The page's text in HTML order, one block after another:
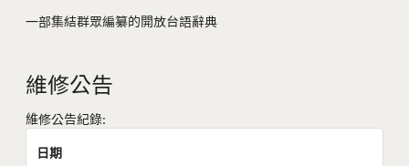
一部集結群眾編纂的開放台語辭典
維修公告
維修公告紀錄:
日期